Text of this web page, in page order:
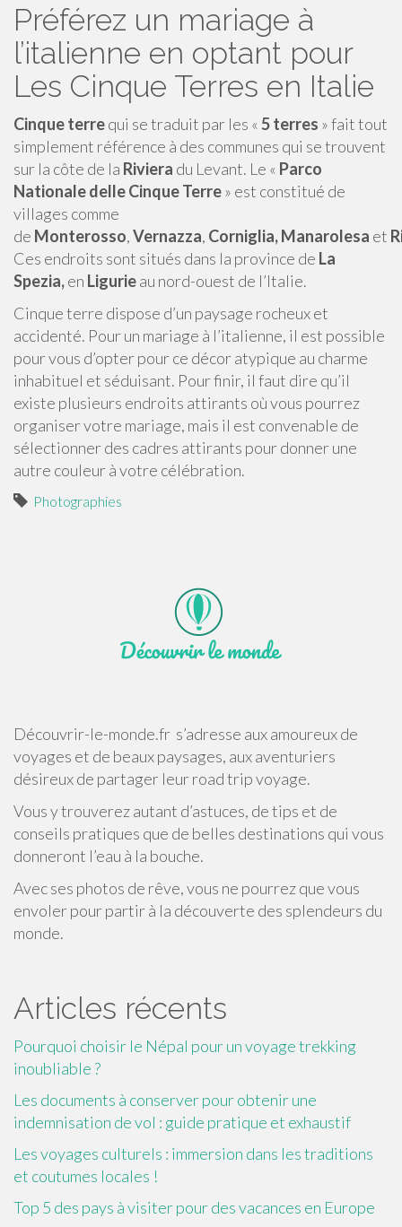
Préférez un mariage à
l’italienne en optant pour
Les Cinque Terres en Italie
Cinque terrequi se traduit par les « 5 terres » fait tout
simplement référence à des communes qui se trouvent
sur la côte de la Riviera du Levant. Le « Parco
Nationale delle Cinque Terre» est constitué de
villages comme
de Monterosso,Vernazza, Corniglia,Manarolesa et
Ces endroits sont situés dans la province de La
Spezia,en Ligurieau nord-ouest de l’Italie.
Cinque terre dispose d’un paysage rocheux et
accidenté. Pour un mariage à l’italienne, il est possible
pour vous d’opter pour ce décor atypique au charme
inhabituel et séduisant. Pour finir, il faut dire qu’il
existe plusieurs endroits attirants où vous pourrez
organiser votre mariage, mais il est convenable de
sélectionner des cadres attirants pour donner une
autre couleur à votre célébration.
Photographies
Découvrir-le-monde.fr s’adresse aux amoureux de
voyages et de beaux paysages, aux aventuriers
désireux de partager leur road trip voyage.
Vous y trouverez autant d’astuces, de tips et de
conseils pratiques que de belles destinations qui vous
donneront l’eau à la bouche.
Avec ses photos de rêve, vous ne pourrez que vous
envoler pour partir à la découverte des splendeurs du
monde.
Articles récents
Pourquoi choisir le Népal pour un voyage trekking
inoubliable ?
Les documents à conserver pour obtenir une
indemnisation de vol : guide pratique et exhaustif
Les voyages culturels : immersion dans les traditions
et coutumes locales !
Top 5 des pays à visiter pour des vacances en Europe